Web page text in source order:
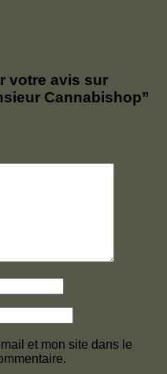
votre avis sur
Cannabishop”
et mon site dans le